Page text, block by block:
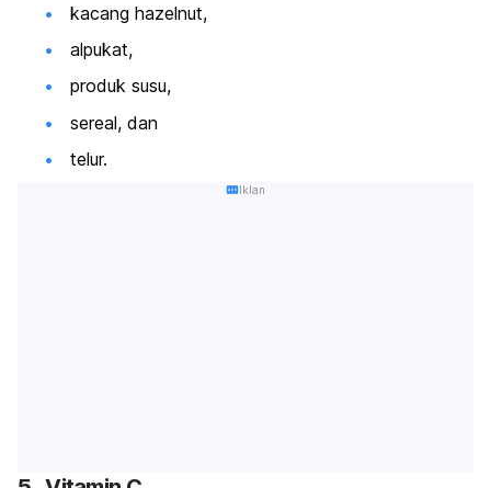
kacang hazelnut,
alpukat,
produk susu,
sereal, dan
telur.
Iklan